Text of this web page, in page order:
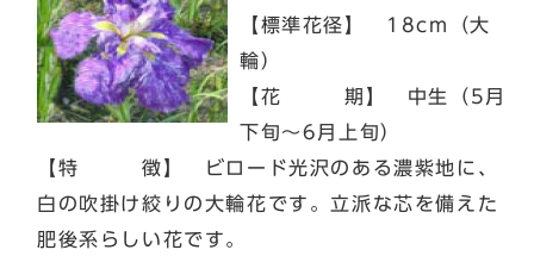
【標準花径】 18cm（大
輪）
【花 期】 中生（5月
下旬～6月上旬）
【特 徴】 ビロード光沢のある濃紫地に、
白の吹掛け絞りの大輪花です。立派な芯を備えた
肥後系らしい花です。